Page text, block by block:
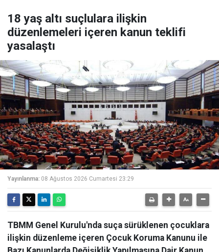
18 yaş altı suçlulara ilişkin
düzenlemeleri içeren kanun teklifi
yasalaştı
Yayınlanma: 08 Ağustos 2026 Cumartesi 23:29
TBMM Genel Kurulu'nda suça sürüklenen çocuklara
ilişkin düzenleme içeren Çocuk Koruma Kanunu ile